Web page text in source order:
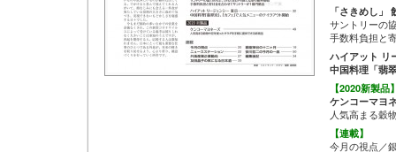
「さきめし」
サントリーの
手数料負担と
ハイアット リ
中国料理「翡
【2020新製品
ケンコーマヨ
人気高まる穀
【連載】
今月の視点／